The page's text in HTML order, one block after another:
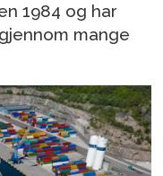
1984 og har
mange